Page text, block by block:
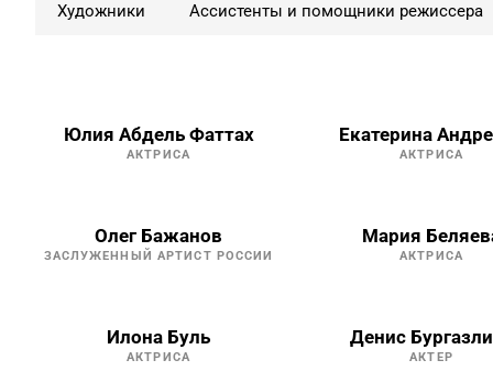
Художники Ассистенты и помощники режиссера
Юлия Абдель Фаттах
АКТРИСА
Екатерина
АКТРИСА
Олег Бажанов
ЗАСЛУЖЕННЫЙ АРТИСТ РОССИИ
Мария
АКТРИСА
Илона Буль
АКТРИСА
Денис
АКТЕР